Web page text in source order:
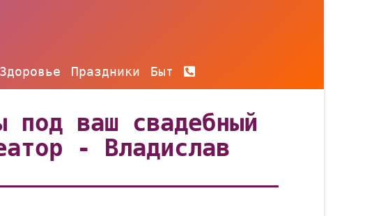
Здоровье Праздники Быт
под ваш свадебный
- Владислав